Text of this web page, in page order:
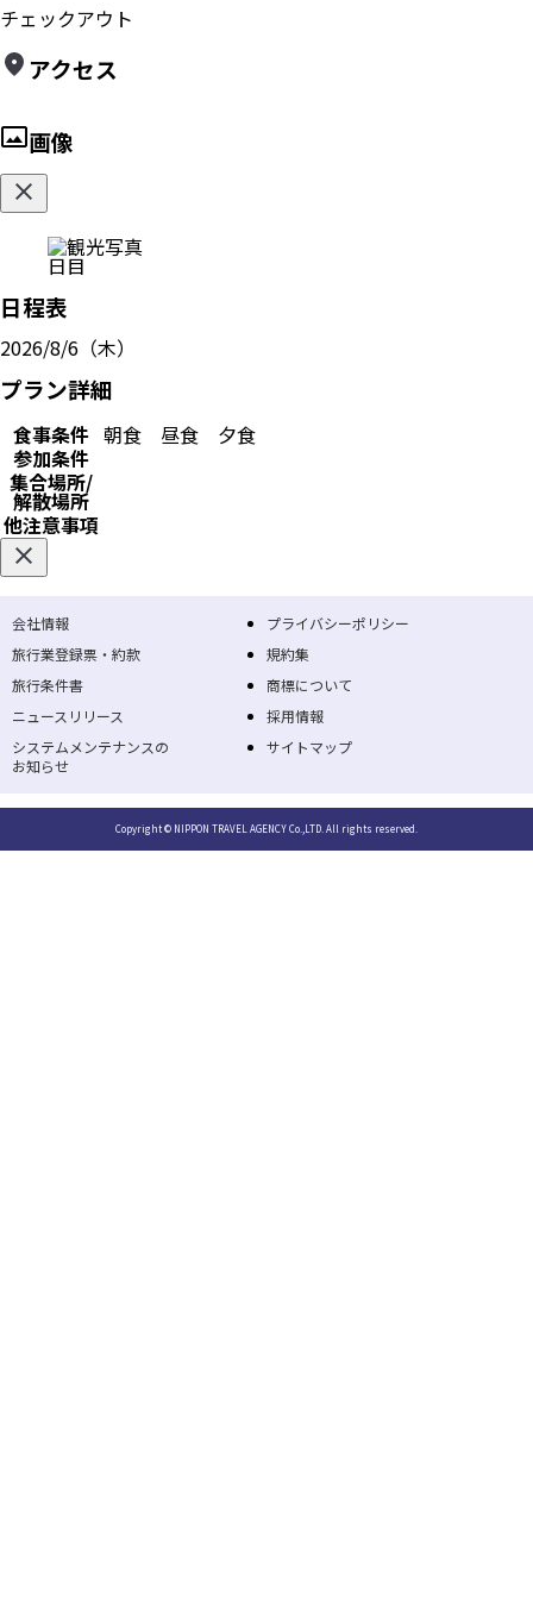
チェックアウト
アクセス
画像
日目
日程表
2026/8/6（木）
プラン詳細
食事条件 朝食 昼食 夕食
参加条件
集合場所/
解散場所
他注意事項
会社情報
プライバシーポリシー
旅行業登録票・約款
規約集
旅行条件書
商標について
ニュースリリース
採用情報
システムメンテナンスの
お知らせ
サイトマップ
Copyright © NIPPON TRAVEL AGENCY Co.,LTD. All rights reserved.